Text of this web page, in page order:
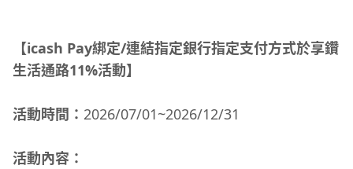
【icash Pay綁定/連結指定銀行指定支付方式於享鑽
生活通路11%活動】
活動時間： 2026/07/01~2026/12/31
活動內容：